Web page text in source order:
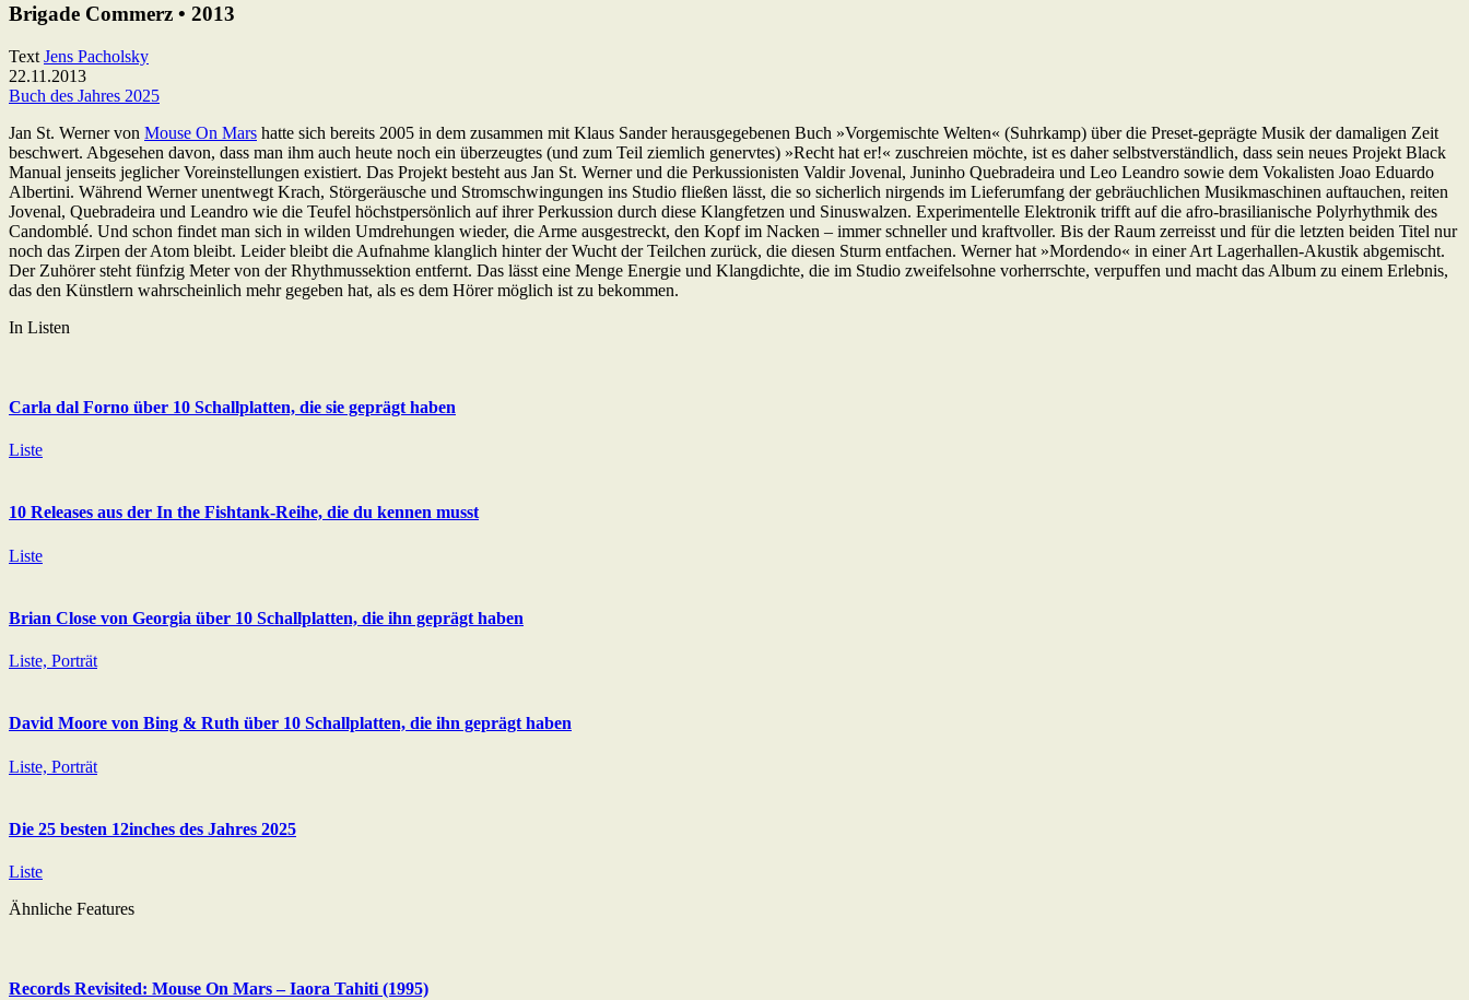
Brigade Commerz • 2013
Text Jens Pacholsky
22.11.2013
Buch des Jahres 2025
Jan St. Werner von Mouse On Mars hatte sich bereits 2005 in dem zusammen mit Klaus Sander herausgegebenen Buch »Vorgemischte Welten« (Suhrkamp) über die Preset-geprägte Musik der damaligen Zeit
beschwert. Abgesehen davon, dass man ihm auch heute noch ein überzeugtes (und zum Teil ziemlich genervtes) »Recht hat er!« zuschreien möchte, ist es daher selbstverständlich, dass sein neues Projekt Black
Manual jenseits jeglicher Voreinstellungen existiert. Das Projekt besteht aus Jan St. Werner und die Perkussionisten Valdir Jovenal, Juninho Quebradeira und Leo Leandro sowie dem Vokalisten Joao Eduardo
Albertini. Während Werner unentwegt Krach, Störgeräusche und Stromschwingungen ins Studio fließen lässt, die so sicherlich nirgends im Lieferumfang der gebräuchlichen Musikmaschinen auftauchen, reiten
Jovenal, Quebradeira und Leandro wie die Teufel höchstpersönlich auf ihrer Perkussion durch diese Klangfetzen und Sinuswalzen. Experimentelle Elektronik trifft auf die afro-brasilianische Polyrhythmik des
Candomblé. Und schon findet man sich in wilden Umdrehungen wieder, die Arme ausgestreckt, den Kopf im Nacken – immer schneller und kraftvoller. Bis der Raum zerreisst und für die letzten beiden Titel nur
noch das Zirpen der Atom bleibt. Leider bleibt die Aufnahme klanglich hinter der Wucht der Teilchen zurück, die diesen Sturm entfachen. Werner hat »Mordendo« in einer Art Lagerhallen-Akustik abgemischt.
Der Zuhörer steht fünfzig Meter von der Rhythmussektion entfernt. Das lässt eine Menge Energie und Klangdichte, die im Studio zweifelsohne vorherrschte, verpuffen und macht das Album zu einem Erlebnis,
das den Künstlern wahrscheinlich mehr gegeben hat, als es dem Hörer möglich ist zu bekommen.
In Listen
Carla dal Forno über 10 Schallplatten, die sie geprägt haben
Liste
10 Releases aus der In the Fishtank-Reihe, die du kennen musst
Liste
Brian Close von Georgia über 10 Schallplatten, die ihn geprägt haben
Liste, Porträt
David Moore von Bing & Ruth über 10 Schallplatten, die ihn geprägt haben
Liste, Porträt
Die 25 besten 12inches des Jahres 2025
Liste
Ähnliche Features
Records Revisited: Mouse On Mars – Iaora Tahiti (1995)